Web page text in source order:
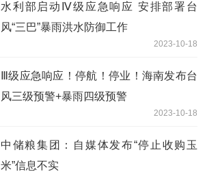
水利部启动Ⅳ级应急响应 安排部署台
风“三巴”暴雨洪水防御工作
2023-10-18
Ⅲ级应急响应！停航！停业！海南发布台
风三级预警+暴雨四级预警
2023-10-18
中储粮集团：自媒体发布“停止收购玉
米”信息不实